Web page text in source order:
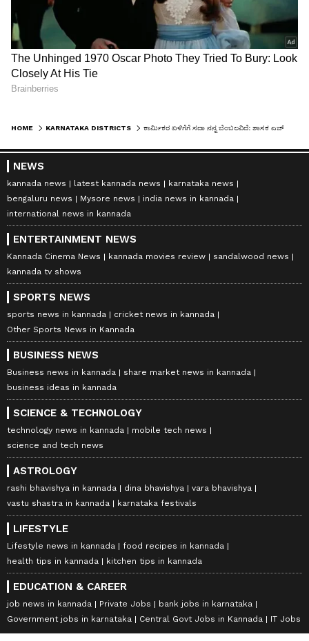
HOME KARNATAKA DISTRICTS ಕಾರ್ಮಿಕರ ಏಳಿಗೆಗೆ ಸದಾ ನನ್ನ ಬೆಂಬಲವಿದೆ: ಶಾಸಕ ಎಚ್‌.ವಿ. ವೆಂಕಟೇಶ್‌
NEWS
kannada news latest kannada news
karnataka news
bengaluru news
Mysore news
india news in kannada
international news in kannada
ENTERTAINMENT NEWS
Kannada Cinema News kannada movies review
sandalwood news
kannada tv shows
SPORTS NEWS
sports news in kannada
cricket news in kannada
Other Sports News in Kannada
BUSINESS NEWS
Business news in kannada
share market news in kannada
business ideas in kannada
SCIENCE & TECHNOLOGY
technology news in kannada
mobile tech news
science and tech news
ASTROLOGY
rashi bhavishya in kannada dina bhavishya
vara bhavishya
vastu shastra in kannada
karnataka festivals
LIFESTYLE
Lifestyle news in kannada
food recipes in kannada
health tips in kannada
kitchen tips in kannada
EDUCATION & CAREER
job news in kannada Private Jobs
bank jobs in karnataka
Government jobs in karnataka
Central Govt Jobs in Kannada IT Jobs